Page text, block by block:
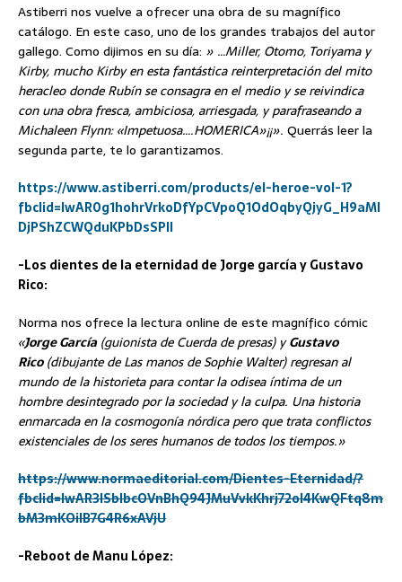
Astiberri nos vuelve a ofrecer una obra de su magnífico
catálogo. En este caso, uno de los grandes trabajos del autor
gallego. Como dijimos en su día: » …Miller, Otomo, Toriyama y
Kirby, mucho Kirby en esta fantástica reinterpretación del mito
heracleo donde Rubín se consagra en el medio y se reivindica
con una obra fresca, ambiciosa, arriesgada, y parafraseando a
Michaleen Flynn: «Impetuosa….HOMERICA»¡¡». Querrás leer la
segunda parte, te lo garantizamos.
https://www.astiberri.com/products/el-heroe-vol-1?
fbclid=IwAR0g1hohrVrkoDfYpCVpoQ1OdOqbyQjyG_H9aMl
DjPShZCWQduKPbDsSPlI
-Los dientes de la eternidad de Jorge garcía y Gustavo
Rico:
Norma nos ofrece la lectura online de este magnífico cómic
«Jorge García(guionista de Cuerda de presas) yGustavo
Rico(dibujante de Las manos de Sophie Walter) regresan al
mundo de la historieta para contar la odisea íntima de un
hombre desintegrado por la sociedad y la culpa. Una historia
enmarcada en la cosmogonía nórdica pero que trata conflictos
existenciales de los seres humanos de todos los tiempos.»
https://www.normaeditorial.com/Dientes-Eternidad/?
fbclid=IwAR3lSbIbcOVnBhQ94JMuVvkKhrj72oI4KwQFtq8m
bM3mKOilB7G4R6xAVjU
-Reboot de Manu López: